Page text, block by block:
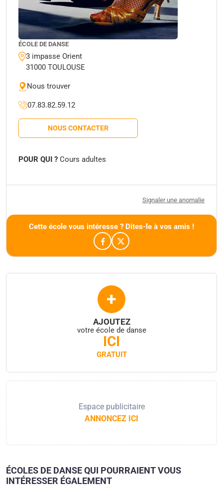
ÉCOLE DE DANSE
3 impasse Orient
31000 TOULOUSE
Nous trouver
07.83.82.59.12
NOUS CONTACTER
POUR QUI ? Cours adultes
Signaler une anomalie
Cette école vous intéresse ? Dites-le à vos amis !
+
AJOUTEZ
votre école de danse
ICI
GRATUIT
Espace publicitaire
ANNONCEZ ICI
ÉCOLES DE DANSE QUI POURRAIENT VOUS
INTÉRESSER ÉGALEMENT